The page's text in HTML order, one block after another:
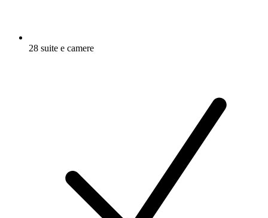
28 suite e camere